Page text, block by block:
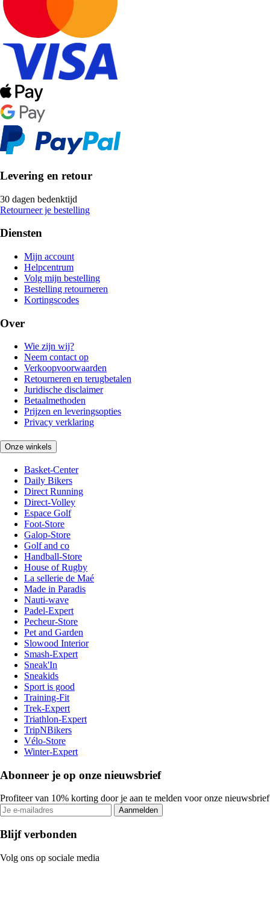
Levering en retour
30 dagen bedenktijd
Retourneer je bestelling
Diensten
Mijn account
Helpcentrum
Volg mijn bestelling
Bestelling retourneren
Kortingscodes
Over
Wie zijn wij?
Neem contact op
Verkoopvoorwaarden
Retourneren en terugbetalen
Juridische disclaimer
Betaalmethoden
Prijzen en leveringsopties
Privacy verklaring
Onze winkels
Basket-Center
Daily Bikers
Direct Running
Direct-Volley
Espace Golf
Foot-Store
Galop-Store
Golf and co
Handball-Store
House of Rugby
La sellerie de Maé
Made in Paradis
Nauti-wave
Padel-Expert
Pecheur-Store
Pet and Garden
Slowood Interior
Smash-Expert
Sneak'In
Sneakids
Sport is good
Training-Fit
Trek-Expert
Triathlon-Expert
TripNBikers
Vélo-Store
Winter-Expert
Abonneer je op onze nieuwsbrief
Profiteer van 10% korting door je aan te melden voor onze nieuwsbrief
Aanmelden
Blijf verbonden
Volg ons op sociale media